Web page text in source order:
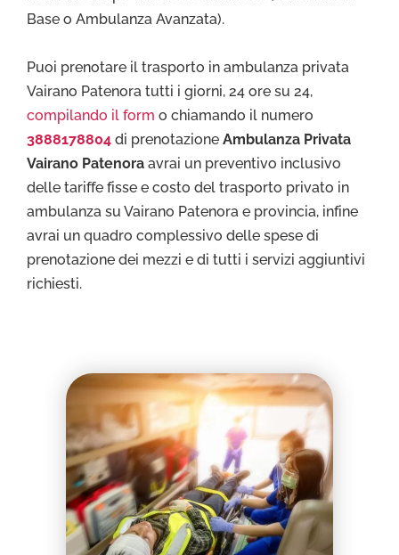
Base o Ambulanza Avanzata).
Puoi prenotare il trasporto in ambulanza privata
Vairano Patenora tutti i giorni, 24 ore su 24,
compilando il form o chiamando il numero
3888178804 di prenotazione Ambulanza Privata
Vairano Patenora avrai un preventivo inclusivo
delle tariffe fisse e costo del trasporto privato in
ambulanza su Vairano Patenora e provincia, infine
avrai un quadro complessivo delle spese di
prenotazione dei mezzi e di tutti i servizi aggiuntivi
richiesti.